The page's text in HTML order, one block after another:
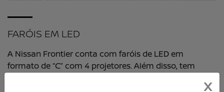
FARÓIS EM LED
A Nissan Frontier conta com faróis de LED em
formato de “C” com 4 projetores. Além disso, tem
X